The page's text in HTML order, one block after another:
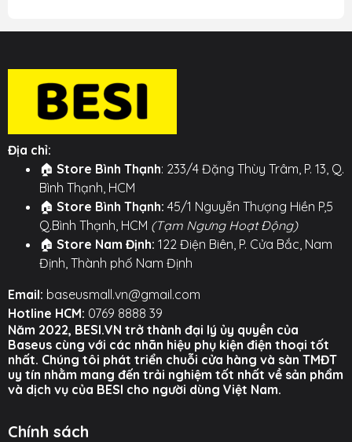
Địa chỉ:
🏠 Store Bình Thạnh: 233/4 Đặng Thùy Trâm, P. 13, Q.
Bình Thạnh, HCM
🏠 Store Bình Thạnh: 45/1 Nguyễn Thượng Hiền P,5
Q.Bình Thạnh, HCM (Tạm Ngưng Hoạt Động)
🏠 Store Nam Định: 122 Điện Biên, P. Cửa Bắc, Nam
Định, Thành phố Nam Định
Email: baseusmall.vn@gmail.com
Hotline HCM: 0769 8888 39
Năm 2022, BESI.VN trở thành đại lý ủy quyền của
Baseus cùng với các nhãn hiệu phụ kiện điện thoại tốt
nhất. Chúng tôi phát triển chuỗi cửa hàng và sàn TMĐT
uy tín nhằm mang đến trải nghiệm tốt nhất về sản phẩm
và dịch vụ của BESI cho người dùng Việt Nam.
Chính sách